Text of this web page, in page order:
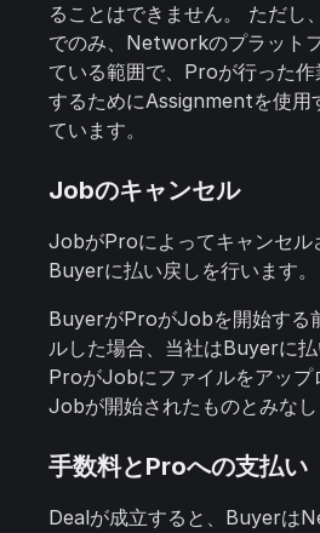
ることはできません。 ただ
でのみ、Networkのプラット
ている範囲で、Proが行った
するためにAssignmentを使用
ています。
Jobのキャンセル
JobがProによってキャンセル
Buyerに払い戻しを行います。
BuyerがProがJobを開始する
ルした場合、当社はBuyerに払
ProがJobにファイルをアップ
Jobが開始されたものとみなし
手数料とProへの支払い
Dealが成立すると、Buyerは